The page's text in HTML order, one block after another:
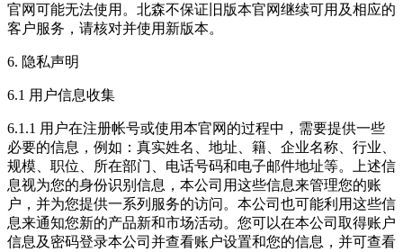
官网可能无法使用。北森不保证旧版本官网继续可用及相应的
客户服务，请核对并使用新版本。
6. 隐私声明
6.1 用户信息收集
6.1.1 用户在注册帐号或使用本官网的过程中，需要提供一些
必要的信息，例如：真实姓名、地址、籍、企业名称、行业、
规模、职位、所在部门、电话号码和电子邮件地址等。上述信
息视为您的身份识别信息，本公司用这些信息来管理您的账
户，并为您提供一系列服务的访问。本公司也可能利用这些信
息来通知您新的产品新和市场活动。您可以在本公司取得账户
信息及密码登录本公司并查看账户设置和您的信息，并可查看